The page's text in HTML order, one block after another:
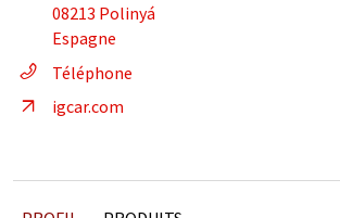
08213 Polinyá
Espagne
Téléphone
igcar.com